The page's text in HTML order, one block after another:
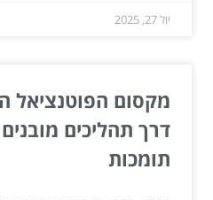
יול 27, 2025
מקסום הפוטנציאל
דרך תהליכים
תומכות